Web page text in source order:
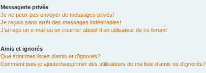
Messagerie privée
Je ne peux pas envoyer de messages privés!
Je reçois sans arrêt des messages indésirables!
J’ai reçu un e-mail ou un courrier abusif d’un utilisateur de ce forum!
Amis et ignorés
Que sont mes listes d’amis et d’ignorés?
Comment puis-je ajouter/supprimer des utilisateurs de ma liste d’amis ou d’ignorés?